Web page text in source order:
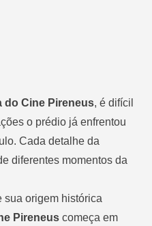
do Cine Pireneus, é difícil
o prédio já enfrentou
Cada detalhe da
diferentes momentos da
sua origem histórica
Pireneus começa em